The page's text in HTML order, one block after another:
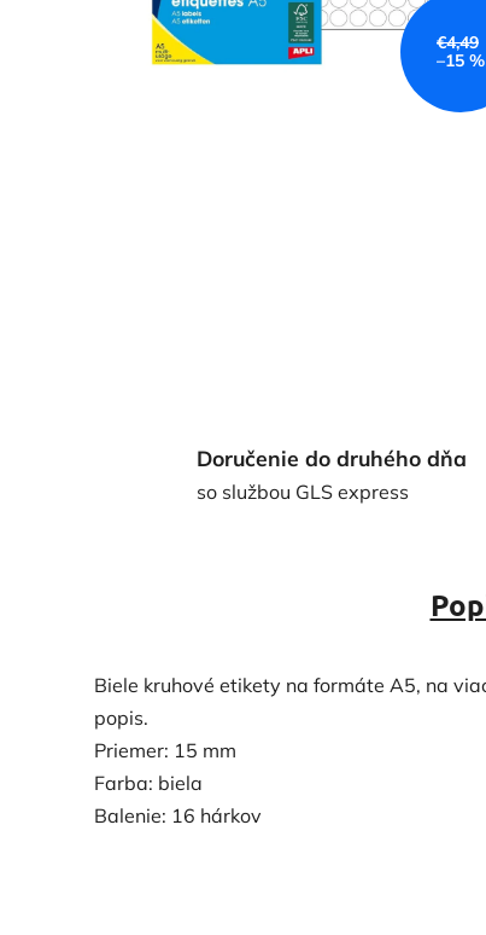
€4,49
–15 %
Doručenie do druhého dňa
so službou GLS express
Biele kruhové etikety na formáte A5, na
popis.
Priemer: 15 mm
Farba: biela
Balenie: 16 hárkov